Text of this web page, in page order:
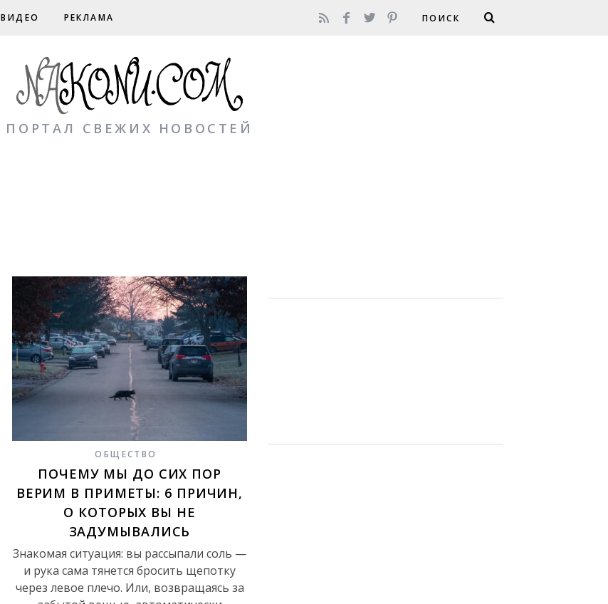
ВИДЕО РЕКЛАМА
ПОРТАЛ СВЕЖИХ НОВОСТЕЙ
ОБЩЕСТВО
ПОЧЕМУ МЫ ДО СИХ ПОР
ВЕРИМ В ПРИМЕТЫ: 6 ПРИЧИН,
О КОТОРЫХ ВЫ НЕ
ЗАДУМЫВАЛИСЬ
Знакомая ситуация: вы рассыпали соль —
и рука сама тянется бросить щепотку
через левое плечо. Или, возвращаясь за